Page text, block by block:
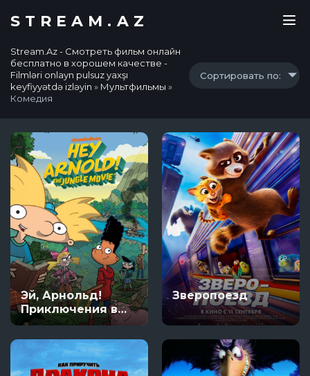
STREAM.AZ
Stream.Az - Смотреть фильм онлайн
бесплатно в хорошем качестве -
Filmləri onlayn pulsuz yaxşı
keyfiyyətdə izləyin » Мультфильмы »
Комедия
Сортировать по:
Эй, Арнольд!
Приключения в
джунглях
Зверопоезд